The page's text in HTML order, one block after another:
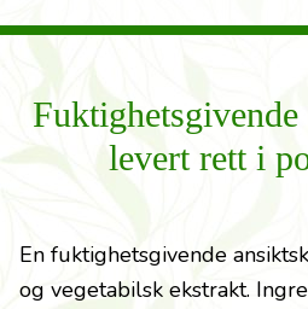
levert rett i
En fuktighetsgivende
og vegetabilsk ekstrakt.